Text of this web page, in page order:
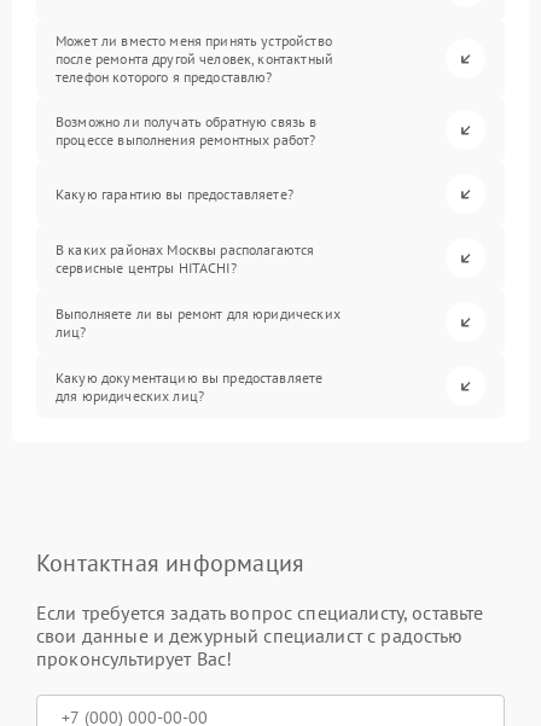
Может ли вместо меня принять устройство
после ремонта другой человек, контактный
телефон которого я предоставлю?
Возможно ли получать обратную связь в
процессе выполнения ремонтных работ?
Какую гарантию вы предоставляете?
В каких районах Москвы располагаются
сервисные центры HITACHI?
Выполняете ли вы ремонт для юридических
лиц?
Какую документацию вы предоставляете
для юридических лиц?
Контактная информация
Если требуется задать вопрос специалисту, оставьте
свои данные и дежурный специалист с радостью
проконсультирует Вас!